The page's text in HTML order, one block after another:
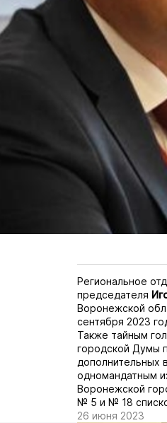
Региональное
председателя
Воронежской
сентября 2023
Также тайным
городской Думы
дополнительных
одномандатным
Воронежской
№ 5 и № 18
26 июня 2023